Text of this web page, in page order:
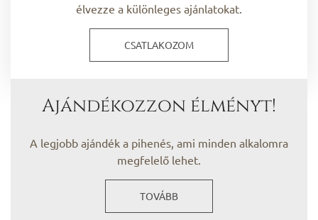
élvezze a különleges ajánlatokat.
CSATLAKOZOM
Ajándékozzon élményt!
A legjobb ajándék a pihenés, ami minden alkalomra
megfelelő lehet.
TOVÁBB